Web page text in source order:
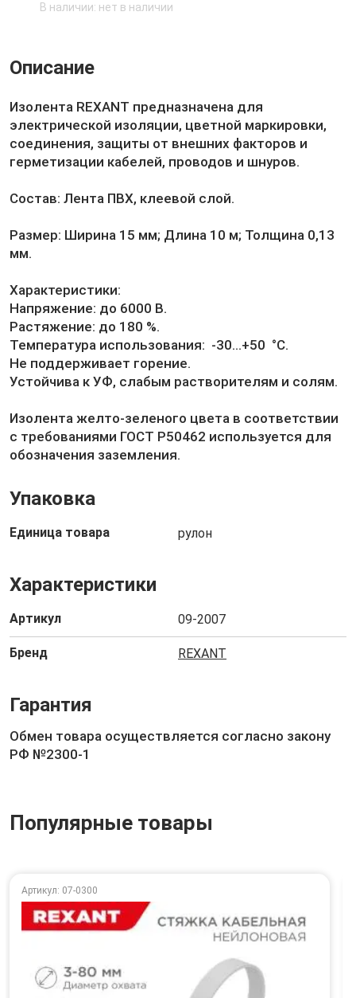
В наличии: нет в наличии
Описание
Изолента REXANT предназначена для
электрической изоляции, цветной маркировки,
соединения, защиты от внешних факторов и
герметизации кабелей, проводов и шнуров.
Состав: Лента ПВХ, клеевой слой.
Размер: Ширина 15 мм; Длина 10 м; Толщина 0,13
мм.
Характеристики:
Напряжение: до 6000 В.
Растяжение: до 180 %.
Температура использования: -30...+50 °С.
Не поддерживает горение.
Устойчива к УФ, слабым растворителям и солям.
Изолента желто-зеленого цвета в соответствии
с требованиями ГОСТ Р50462 используется для
обозначения заземления.
Упаковка
Единица товара рулон
Характеристики
Артикул 09-2007
Бренд REXANT
Гарантия
Обмен товара осуществляется согласно закону
РФ №2300-1
Популярные товары
Артикул: 07-0300